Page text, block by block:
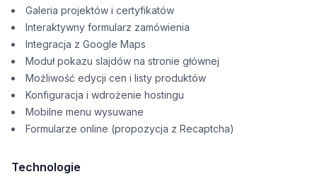
Galeria projektów i certyfikatów
Interaktywny formularz zamówienia
Integracja z Google Maps
Moduł pokazu slajdów na stronie głównej
Możliwość edycji cen i listy produktów
Konfiguracja i wdrożenie hostingu
Mobilne menu wysuwane
Formularze online (propozycja z Recaptcha)
Technologie